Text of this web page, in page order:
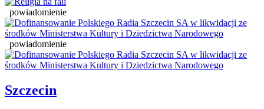
powiadomienie
powiadomienie
Szczecin